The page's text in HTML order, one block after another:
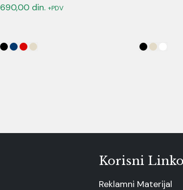
690,00 din. +PDV
Korisni
Reklamni Materijal